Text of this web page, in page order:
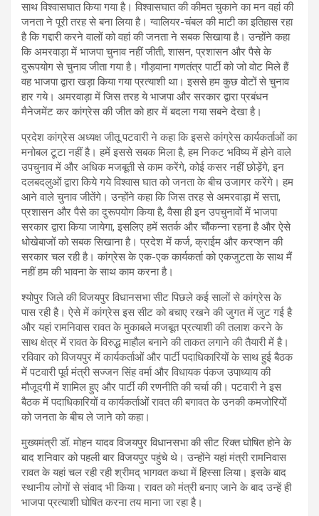
साथ विश्वासघात किया गया है। विश्वासघात की कीमत चुकाने का मन वहां की
जनता ने पूरी तरह से बना लिया है। ग्वालियर-चंबल की माटी का इतिहास रहा
है कि गद्दारी करने वालों को वहां की जनता ने सबक सिखाया है। उन्होंने कहा
कि अमरवाड़ा में भाजपा चुनाव नहीं जीती, शासन, प्रशासन और पैसे के
दुरूपयोग से चुनाव जीता गया है। गौड़वाना गणतंत्र पार्टी को जो वोट मिले हैं
वह भाजपा द्वारा खड़ा किया गया प्रत्याशी था। इससे हम कुछ वोटों से चुनाव
हार गये। अमरवाड़ा में जिस तरह ये भाजपा और सरकार द्वारा प्रबंधन
मैनेजमेंट कर कांग्रेस की जीत को हार में बदला गया सबने देखा है।
प्रदेश कांग्रेस अध्यक्ष जीतू पटवारी ने कहा कि इससे कांग्रेस कार्यकर्ताओं का
मनोबल टूटा नहीं है। हमें इससे सबक मिला है, हम निकट भविष्य में होने वाले
उपचुनाव में और अधिक मजबूती से काम करेंगे, कोई कसर नहीं छोड़ेंगे, इन
दलबदलुओं द्वारा किये गये विश्वास घात को जनता के बीच उजागर करेंगे। हम
आने वाले चुनाव जीतेंगे। उन्होंने कहा कि जिस तरह से अमरवाड़ा में सत्ता,
प्रशासन और पैसे का दुरूपयोग किया है, वैसा ही इन उपचुनावों में भाजपा
सरकार द्वारा किया जायेगा, इसलिए हमें सतर्क और चौंकन्ना रहना है और ऐसे
धोखेबाजों को सबक सिखाना है। प्रदेश में कर्ज, क्राईम और करप्शन की
सरकार चल रही है। कांग्रेस के एक-एक कार्यकर्ता को एकजुटता के साथ मैं
नहीं हम की भावना के साथ काम करना है।
श्योपुर जिले की विजयपुर विधानसभा सीट पिछले कई सालों से कांग्रेस के
पास रही है। ऐसे में कांग्रेस इस सीट को बचाए रखने की जुगत में जुट गई है
और यहां रामनिवास रावत के मुकाबले मजबूत प्रत्याशी की तलाश करने के
साथ क्षेत्र में रावत के विरुद्ध माहौल बनाने की ताकत लगाने की तैयारी में है।
रविवार को विजयपुर में कार्यकर्ताओं और पार्टी पदाधिकारियों के साथ हुई बैठक
में पटवारी पूर्व मंत्री सज्जन सिंह वर्मा और विधायक पंकज उपाध्याय की
मौजूदगी में शामिल हुए और पार्टी की रणनीति की चर्चा की। पटवारी ने इस
बैठक में पदाधिकारियों व कार्यकर्ताओं रावत की बगावत के उनकी कमजोरियों
को जनता के बीच ले जाने को कहा।
मुख्यमंत्री डॉ. मोहन यादव विजयपुर विधानसभा की सीट रिक्त घोषित होने के
बाद शनिवार को पहली बार विजयपुर पहुंचे थे। उन्होंने यहां मंत्री रामनिवास
रावत के यहां चल रही रही श्रीमद् भागवत कथा में हिस्सा लिया। इसके बाद
स्थानीय लोगों से संवाद भी किया। रावत को मंत्री बनाए जाने के बाद उन्हें ही
भाजपा प्रत्याशी घोषित करना तय माना जा रहा है।